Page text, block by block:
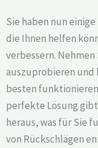
Sie haben nun
die Ihnen helfen
verbessern.
auszuprobieren und
besten
perfekte Lösung
heraus, was für Sie
von Rückschlägen